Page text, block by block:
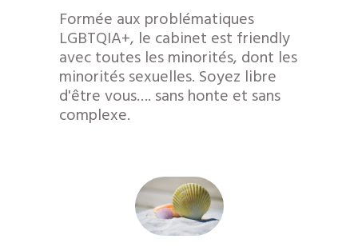
Formée aux problématiques
LGBTQIA+, le cabinet est friendly
avec toutes les minorités, dont les
minorités sexuelles. Soyez libre
d'être vous…. sans honte et sans
complexe.